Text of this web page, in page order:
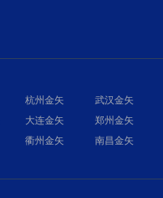
杭州金矢
武汉金矢
大连金矢
郑州金矢
衢州金矢
南昌金矢